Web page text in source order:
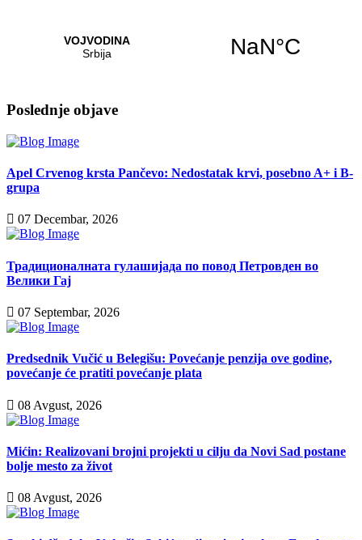
Poslednje objave
Apel Crvenog krsta Pančevo: Nedostatak krvi, posebno A+ i B-
grupa
07 Decembar, 2026
Традиционалната гулашијада по повод Петровден во
Велики Гај
07 Septembar, 2026
Predsednik Vučić u Belegišu: Povećanje penzija ove godine,
povećanje će pratiti povećanje plata
08 Avgust, 2026
Mićin: Realizovani brojni projekti u cilju da Novi Sad postane
bolje mesto za život
08 Avgust, 2026